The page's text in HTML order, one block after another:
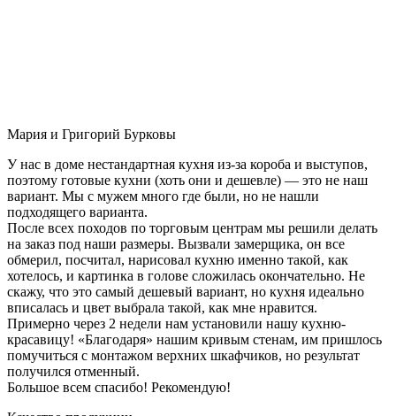
Мария и Григорий Бурковы
У нас в доме нестандартная кухня из-за короба и выступов,
поэтому готовые кухни (хоть они и дешевле) — это не наш
вариант. Мы с мужем много где были, но не нашли
подходящего варианта.
После всех походов по торговым центрам мы решили делать
на заказ под наши размеры. Вызвали замерщика, он все
обмерил, посчитал, нарисовал кухню именно такой, как
хотелось, и картинка в голове сложилась окончательно. Не
скажу, что это самый дешевый вариант, но кухня идеально
вписалась и цвет выбрала такой, как мне нравится.
Примерно через 2 недели нам установили нашу кухню-
красавицу! «Благодаря» нашим кривым стенам, им пришлось
помучиться с монтажом верхних шкафчиков, но результат
получился отменный.
Большое всем спасибо! Рекомендую!